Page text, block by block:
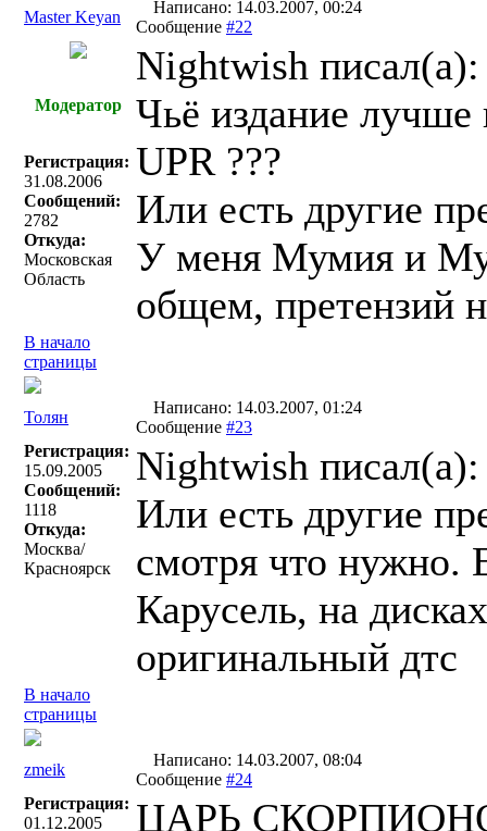
Master Keyan
Написано: 14.03.2007, 00:24
Сообщение #22
Модератор
Регистрация:
31.08.2006
Сообщений:
2782
Откуда:
Московская
Область
Nightwish писал(a):
Чьё издание
UPR ???
Или есть другие
У меня Мумия и
общем, претензий
В начало
страницы
Толян
Написано: 14.03.2007, 01:24
Сообщение #23
Регистрация:
15.09.2005
Сообщений:
1118
Откуда:
Москва/
Красноярск
Nightwish писал(a):
Или есть другие
смотря что нужно.
Карусель, на
оригинальный дтс
В начало
страницы
zmeik
Написано: 14.03.2007, 08:04
Сообщение #24
Регистрация:
01.12.2005
ЦАРЬ